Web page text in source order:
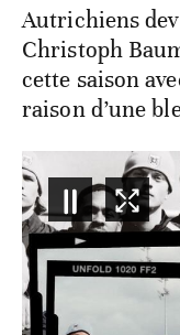
Autrichiens
Christoph
cette saison
raison d’une